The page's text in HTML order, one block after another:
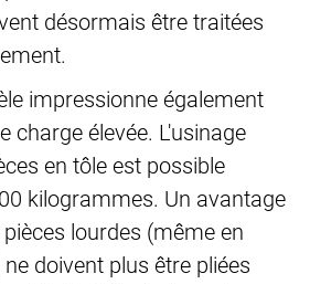
désormais être traitées
impressionne également
charge élevée. L'usinage
en tôle est possible
kilogrammes. Un avantage
lourdes (même en
doivent plus être pliées